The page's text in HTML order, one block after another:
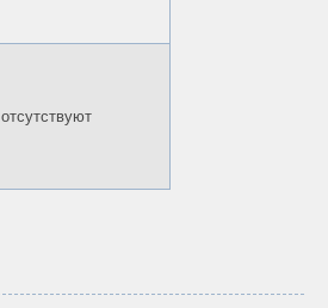
отсутствуют